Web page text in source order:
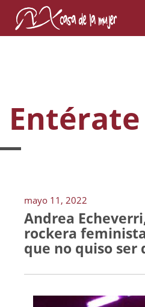
Entérate
mayo 11, 2022
Andrea
rockera
que no quiso ser